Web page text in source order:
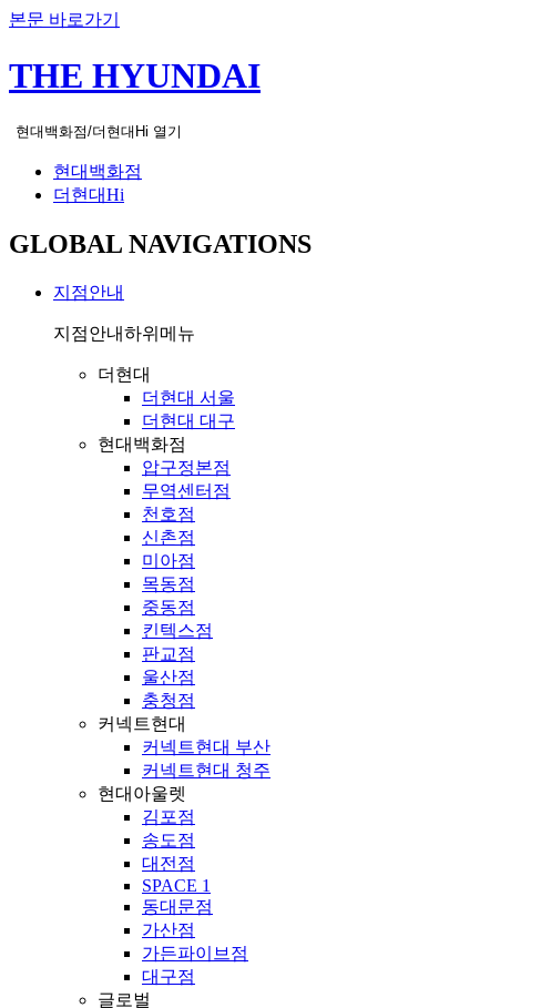
본문 바로가기
THE HYUNDAI
현대백화점/더현대Hi 열기
현대백화점
더현대Hi
GLOBAL NAVIGATIONS
지점안내
지점안내하위메뉴
더현대
더현대 서울
더현대 대구
현대백화점
압구정본점
무역센터점
천호점
신촌점
미아점
목동점
중동점
킨텍스점
판교점
울산점
충청점
커넥트현대
커넥트현대 부산
커넥트현대 청주
현대아울렛
김포점
송도점
대전점
SPACE 1
동대문점
가산점
가든파이브점
대구점
글로벌